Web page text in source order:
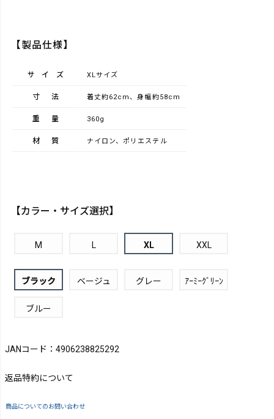
【製品仕様】
サイズ XLサイズ
寸法 着丈約62cm、身幅約58cm
重量 360g
材質 ナイロン、ポリエステル
【カラー・サイズ選択】
M L XL XXL
ブラック ベージュ グレー ｱｰﾐｰｸﾞﾘｰﾝ
ブルー
JANコード：4906238825292
返品特約について
商品についてのお問い合わせ